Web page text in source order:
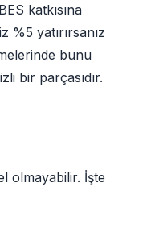
katkısına
%5 yatırırsanız
bunu
bir parçasıdır.
olmayabilir. İşte